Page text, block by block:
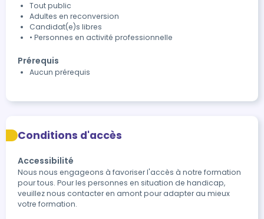
Tout public
Adultes en reconversion
Candidat(e)s libres
• Personnes en activité professionnelle
Prérequis
Aucun prérequis
Conditions d'accès
Accessibilité
Nous nous engageons à favoriser l'accès à notre formation
pour tous. Pour les personnes en situation de handicap,
veuillez nous contacter en amont pour adapter au mieux
votre formation.